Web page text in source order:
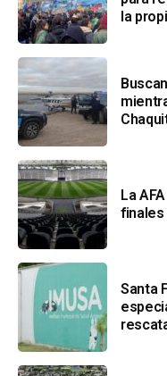
la
La
finales
Santa